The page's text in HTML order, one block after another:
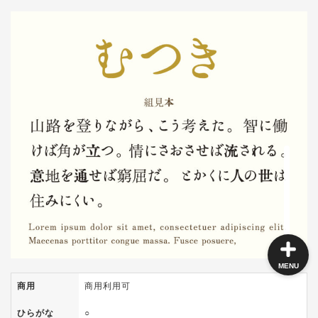
商用 商用利用可
ひらがな ○
MENU
角ゴシック
明朝体
手書き風